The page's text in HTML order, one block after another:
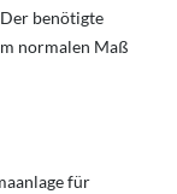
benötigte
normalen Maß
für